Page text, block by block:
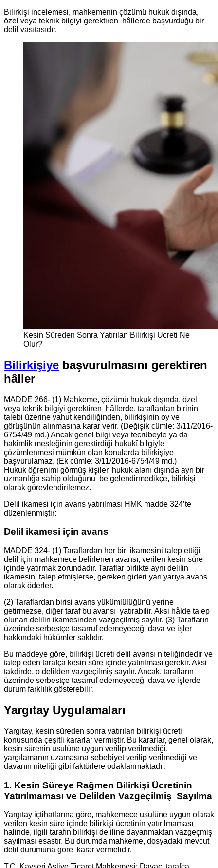
Bilirkişi incelemesi, mahkemenin çözümü hukuk dışında,
özel veya teknik bilgiyi gerektiren hâllerde başvurduğu bir
delil vasıtasıdır.
Kesin Süreden Sonra Yatırılan Bilirkişi Ücreti Ne
Olur?
Bilirkişiye başvurulmasını gerektiren
hâller
MADDE 266- (1) Mahkeme, çözümü hukuk dışında, özel
veya teknik bilgiyi gerektiren hâllerde, taraflardan birinin
talebi üzerine yahut kendiliğinden, bilirkişinin oy ve
görüşünün alınmasına karar verir. (Değişik cümle: 3/11/2016-
6754/49 md.) Ancak genel bilgi veya tecrübeyle ya da
hakimlik mesleğinin gerektirdiği hukukî bilgiyle
çözümlenmesi mümkün olan konularda bilirkişiye
başvurulamaz. (Ek cümle: 3/11/2016-6754/49 md.)
Hukuk öğrenimi görmüş kişiler, hukuk alanı dışında ayrı bir
uzmanlığa sahip olduğunu belgelendirmedikçe, bilirkişi
olarak görevlendirilemez.
Delil ikamesi için avans yatırılması HMK madde 324’te
düzenlenmiştir:
Delil ikamesi için avans
MADDE 324- (1) Taraflardan her biri ikamesini talep ettiği
delil için mahkemece belirlenen avansı, verilen kesin süre
içinde yatırmak zorundadır. Taraflar birlikte aynı delilin
ikamesini talep etmişlerse, gereken gideri yarı yarıya avans
olarak öderler.
(2) Taraflardan birisi avans yükümlülüğünü yerine
getirmezse, diğer taraf bu avansı yatırabilir. Aksi hâlde talep
olunan delilin ikamesinden vazgeçilmiş sayılır. (3) Tarafların
üzerinde serbestçe tasarruf edemeyeceği dava ve işler
hakkındaki hükümler saklıdır.
Bu maddeye göre, bilirkişi ücreti delil avansı niteliğindedir ve
talep eden tarafça kesin süre içinde yatırılması gerekir. Aksi
takdirde, o delilden vazgeçilmiş sayılır. Ancak, tarafların
üzerinde serbestçe tasarruf edemeyeceği dava ve işlerde
durum farklılık gösterebilir.
Yargıtay Uygulamaları
Yargıtay, kesin süreden sonra yatırılan bilirkişi ücreti
konusunda çeşitli kararlar vermiştir. Bu kararlar, genel olarak,
kesin sürenin usulüne uygun verilip verilmediği,
yargılamanın uzamasına sebebiyet verilip verilmediği ve
davanın niteliği gibi faktörlere odaklanmaktadır.
1. Kesin Süreye Rağmen Bilirkişi Ücretinin
Yatırılmaması ve Delilden Vazgeçilmiş Sayılma
Yargıtay içtihatlarına göre, mahkemece usulüne uygun olarak
verilen kesin süre içinde bilirkişi ücretinin yatırılmaması
halinde, ilgili tarafın bilirkişi deliline dayanmaktan vazgeçmiş
sayılması esastır. Bu durumda mahkeme, dosyadaki mevcut
delil durumuna göre karar vermelidir.